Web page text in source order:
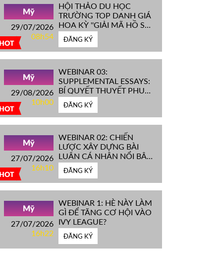
HOT
Mỹ
29/07/2026
08h54
HỘI THẢO DU HỌC
TRƯỜNG TOP DANH GIÁ
HOA KỲ ''GIẢI MÃ HỒ SƠ
IVY LEAGUE''
ĐĂNG KÝ
HOT
Mỹ
29/08/2026
10h00
WEBINAR 03:
SUPPLEMENTAL ESSAYS:
BÍ QUYẾT THUYẾT PHỤC
HỘI ĐỒNG TUYỂN SINH
ĐH TOP ĐẦU MỸ
ĐĂNG KÝ
HOT
Mỹ
27/07/2026
16h10
WEBINAR 02: CHIẾN
LƯỢC XÂY DỰNG BÀI
LUẬN CÁ NHÂN NỔI BẬT
CHINH PHỤC ĐH TOP
ĐẦU MỸ
ĐĂNG KÝ
Mỹ
27/07/2026
16h22
WEBINAR 1: HÈ NÀY LÀM
GÌ ĐỂ TĂNG CƠ HỘI VÀO
IVY LEAGUE?
ĐĂNG KÝ